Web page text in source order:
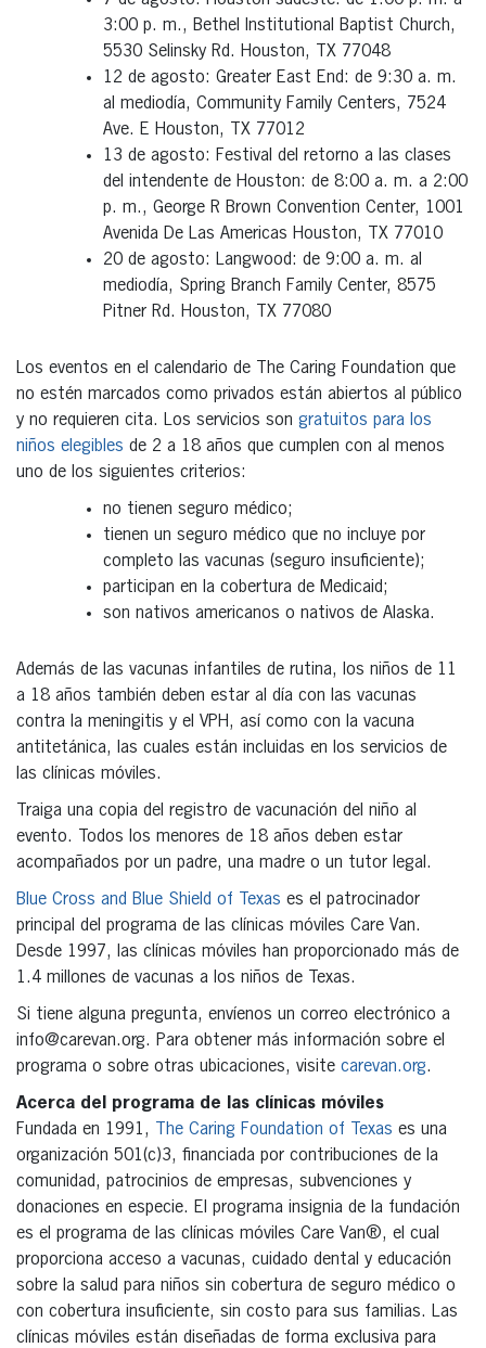
3:00 p. m., Bethel Institutional Baptist Church,
5530 Selinsky Rd. Houston, TX 77048
12 de agosto: Greater East End: de 9:30 a. m.
al mediodía, Community Family Centers, 7524
Ave. E Houston, TX 77012
13 de agosto: Festival del retorno a las clases
del intendente de Houston: de 8:00 a. m. a 2:00
p. m., George R Brown Convention Center, 1001
Avenida De Las Americas Houston, TX 77010
20 de agosto: Langwood: de 9:00 a. m. al
mediodía, Spring Branch Family Center, 8575
Pitner Rd. Houston, TX 77080
Los eventos en el calendario de The Caring Foundation que
no estén marcados como privados están abiertos al público
y no requieren cita. Los servicios son gratuitos para los
niños elegibles de 2 a 18 años que cumplen con al menos
uno de los siguientes criterios:
no tienen seguro médico;
tienen un seguro médico que no incluye por
completo las vacunas (seguro insuficiente);
participan en la cobertura de Medicaid;
son nativos americanos o nativos de Alaska.
Además de las vacunas infantiles de rutina, los niños de 11
a 18 años también deben estar al día con las vacunas
contra la meningitis y el VPH, así como con la vacuna
antitetánica, las cuales están incluidas en los servicios de
las clínicas móviles.
Traiga una copia del registro de vacunación del niño al
evento. Todos los menores de 18 años deben estar
acompañados por un padre, una madre o un tutor legal.
Blue Cross and Blue Shield of Texas es el patrocinador
principal del programa de las clínicas móviles Care Van.
Desde 1997, las clínicas móviles han proporcionado más de
1.4 millones de vacunas a los niños de Texas.
Si tiene alguna pregunta, envíenos un correo electrónico a
info@carevan.org. Para obtener más información sobre el
programa o sobre otras ubicaciones, visite carevan.org.
Acerca del programa de las clínicas móviles
Fundada en 1991,
The Caring Foundation of Texas es una
organización 501(c)3, financiada por contribuciones de la
comunidad, patrocinios de empresas, subvenciones y
donaciones en especie. El programa insignia de la fundación
es el programa de las clínicas móviles Care Van®, el cual
proporciona acceso a vacunas, cuidado dental y educación
sobre la salud para niños sin cobertura de seguro médico o
con cobertura insuficiente, sin costo para sus familias. Las
clínicas móviles están diseñadas de forma exclusiva para